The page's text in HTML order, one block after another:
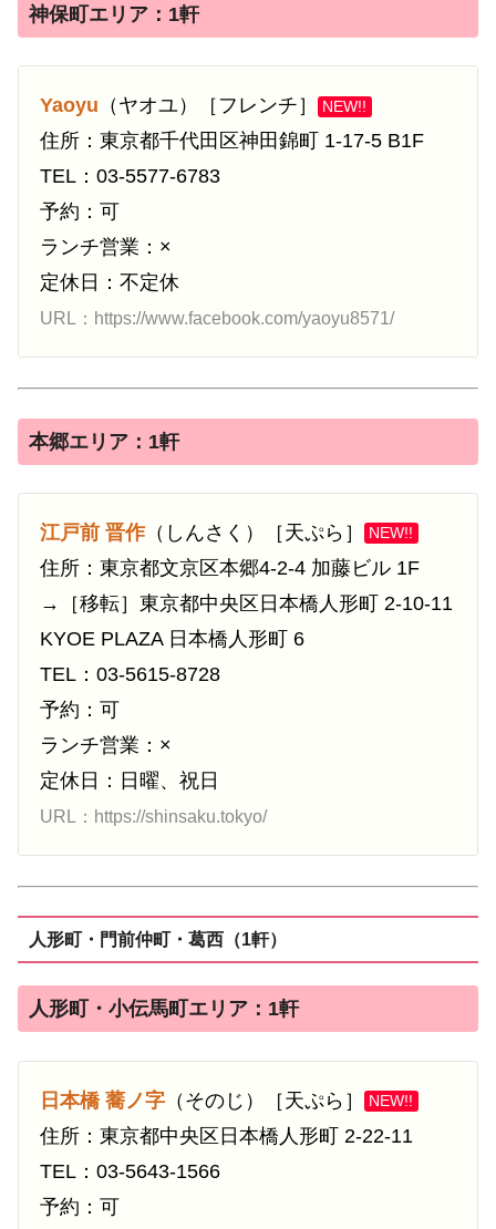
神保町エリア：1軒
Yaoyu （ヤオユ）［フレンチ］ NEW!!
住所：東京都千代田区神田錦町 1-17-5 B1F
TEL：03-5577-6783
予約：可
ランチ営業：×
定休日：不定休
URL：https://www.facebook.com/yaoyu8571/
本郷エリア：1軒
江戸前 晋作（しんさく）［天ぷら］ NEW!!
住所：東京都文京区本郷4-2-4 加藤ビル 1F
→［移転］東京都中央区日本橋人形町 2-10-11
KYOE PLAZA 日本橋人形町 6
TEL：03-5615-8728
予約：可
ランチ営業：×
定休日：日曜、祝日
URL：https://shinsaku.tokyo/
人形町・門前仲町・葛西（1軒）
人形町・小伝馬町エリア：1軒
日本橋 蕎ノ字 （そのじ）［天ぷら］ NEW!!
住所：東京都中央区日本橋人形町 2-22-11
TEL：03-5643-1566
予約：可